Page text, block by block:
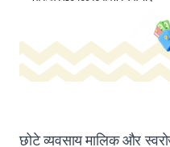
छोटे व्यवसाय मालिक और